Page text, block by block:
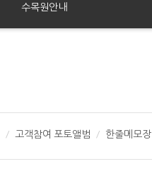
수목원안내
고객참여 포토앨범 한줄메모장